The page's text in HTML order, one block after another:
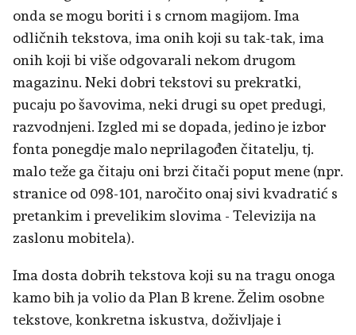
onda se mogu boriti i s crnom magijom. Ima
odličnih tekstova, ima onih koji su tak-tak, ima
onih koji bi više odgovarali nekom drugom
magazinu. Neki dobri tekstovi su prekratki,
pucaju po šavovima, neki drugi su opet predugi,
razvodnjeni. Izgled mi se dopada, jedino je izbor
fonta ponegdje malo neprilagođen čitatelju, tj.
malo teže ga čitaju oni brzi čitači poput mene (npr.
stranice od 098-101, naročito onaj sivi kvadratić s
pretankim i prevelikim slovima - Televizija na
zaslonu mobitela).
Ima dosta dobrih tekstova koji su na tragu onoga
kamo bih ja volio da Plan B krene. Želim osobne
tekstove, konkretna iskustva, doživljaje i